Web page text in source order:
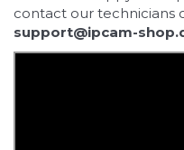
contact our technicians
support@ipcam-